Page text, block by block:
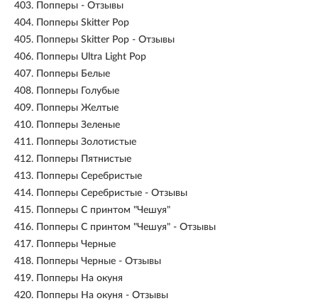
403.
Попперы - Отзывы
404.
Попперы Skitter Pop
405.
Попперы Skitter Pop - Отзывы
406.
Попперы Ultra Light Pop
407.
Попперы Белые
408.
Попперы Голубые
409.
Попперы Желтые
410.
Попперы Зеленые
411.
Попперы Золотистые
412.
Попперы Пятнистые
413.
Попперы Серебристые
414.
Попперы Серебристые - Отзывы
415.
Попперы С принтом "Чешуя"
416.
Попперы С принтом "Чешуя" - Отзывы
417.
Попперы Черные
418.
Попперы Черные - Отзывы
419.
Попперы На окуня
420.
Попперы На окуня - Отзывы